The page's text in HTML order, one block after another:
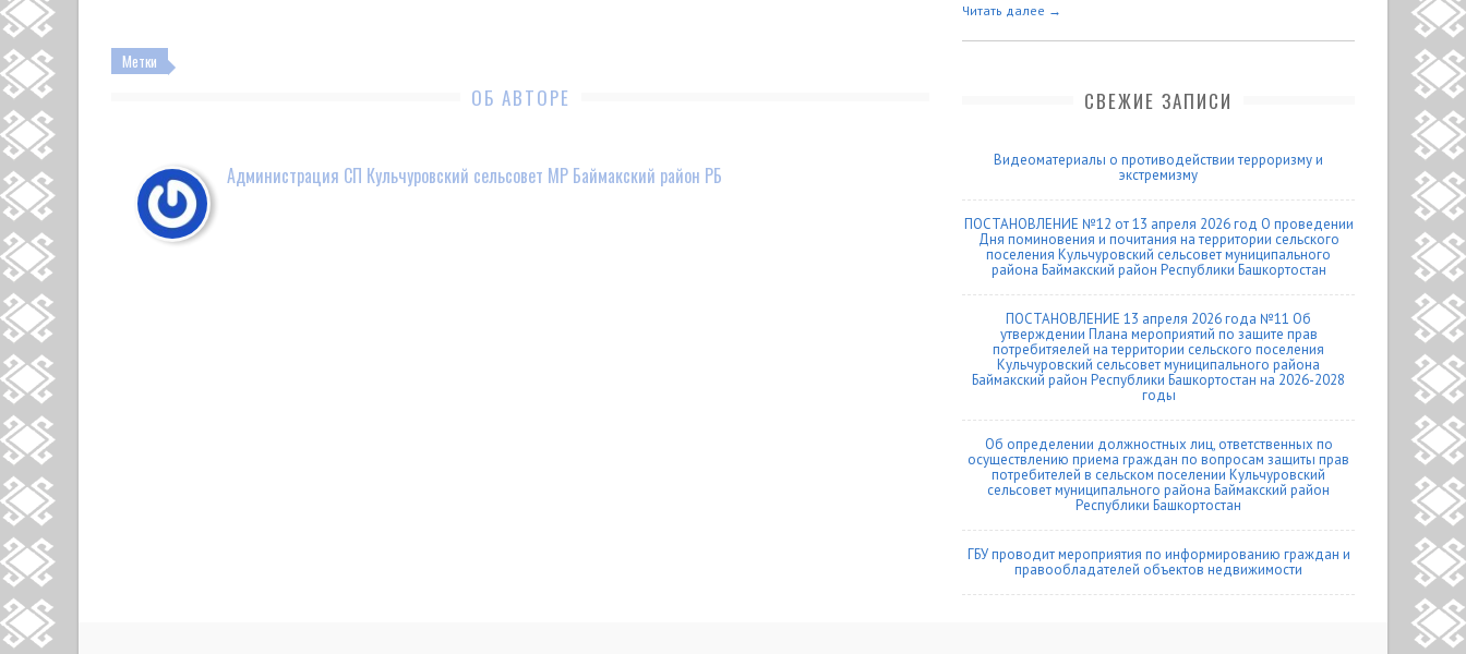
Метки
ОБ АВТОРЕ
Администрация СП Кульчуровский сельсовет МР Баймакский район РБ
Читать далее →
СВЕЖИЕ ЗАПИСИ
Видеоматериалы о противодействии терроризму и
экстремизму
ПОСТАНОВЛЕНИЕ №12 от 13 апреля 2026 год О проведении
Дня поминовения и почитания на территории сельского
поселения Кульчуровский сельсовет муниципального
района Баймакский район Республики Башкортостан
ПОСТАНОВЛЕНИЕ 13 апреля 2026 года №11 Об
утверждении Плана мероприятий по защите прав
потребитяелей на территории сельского поселения
Кульчуровский сельсовет муниципального района
Баймакский район Республики Башкортостан на 2026-2028
годы
Об определении должностных лиц, ответственных по
осуществлению приема граждан по вопросам защиты прав
потребителей в сельском поселении Кульчуровский
сельсовет муниципального района Баймакский район
Республики Башкортостан
ГБУ проводит мероприятия по информированию граждан и
правообладателей объектов недвижимости